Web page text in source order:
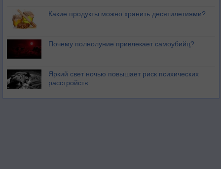
Какие продукты можно хранить десятилетиями?
Почему полнолуние привлекает самоубийц?
Яркий свет ночью повышает риск психических
расстройств